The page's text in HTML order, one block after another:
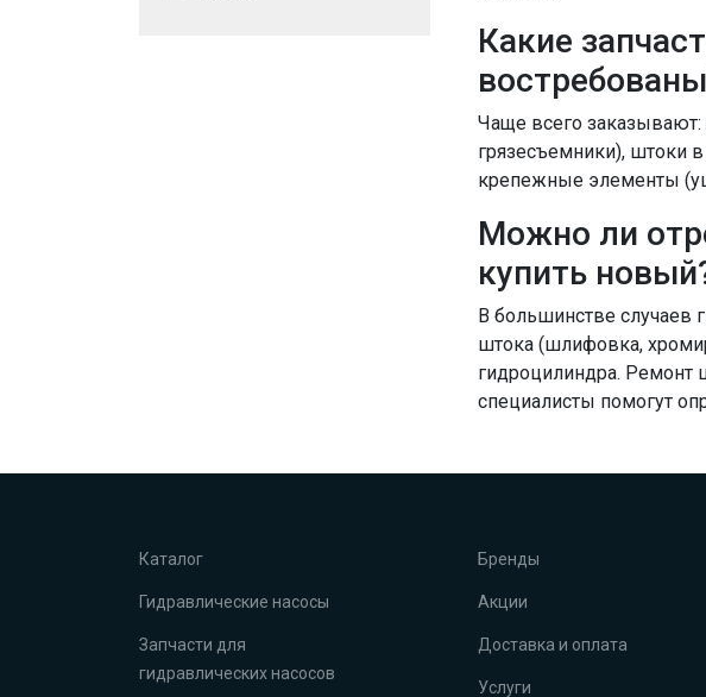
Какие
Чаще всего
грязесъемники), штоки
крепежные элементы
Можно ли
купить
В большинстве случаев
штока (шлифовка,
гидроцилиндра. Ремонт
специалисты помогут
Каталог
Гидравлические насосы
Запчасти для
гидравлических насосов
Бренды
Акции
Доставка и оплата
Услуги